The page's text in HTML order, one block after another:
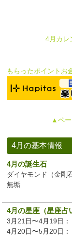
4月カレ
もらったポイントお
▲ペー
4月の基本情報
4月の誕生石
ダイヤモンド（金剛
無垢
4月の星座（星座占
3月21日〜4月19日：
4月20日〜5月20日：